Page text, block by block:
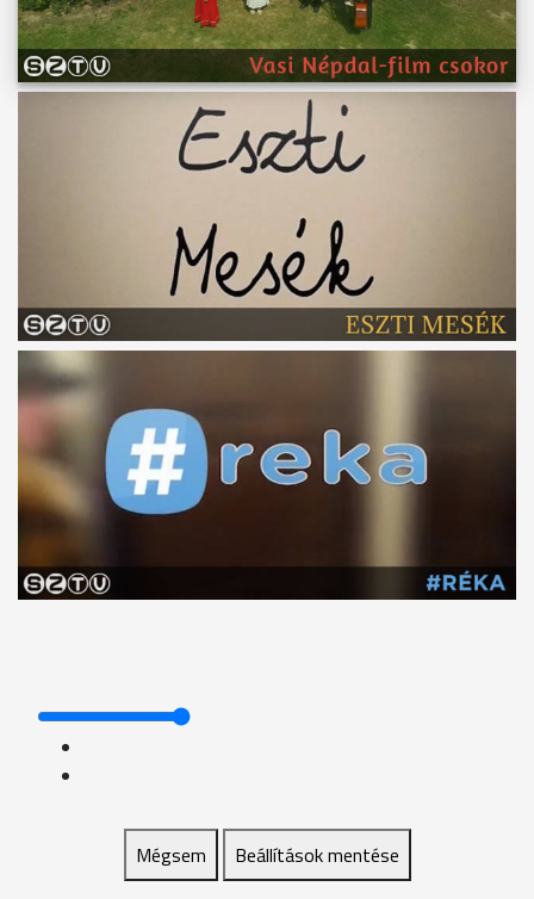
Mégsem Beállítások mentése